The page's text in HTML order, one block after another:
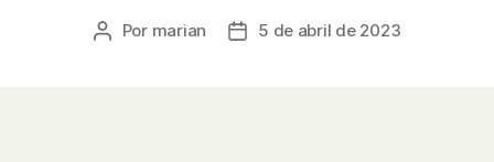
Autor
Por marian
Fecha5 de abril de 2023